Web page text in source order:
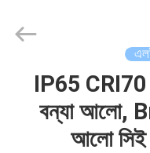
Lighting
Co.,Ltd..
IP65 CRI70
বন্যা আলো,
আলো